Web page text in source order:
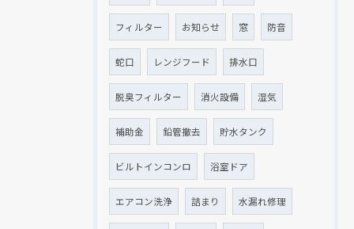
フィルター お知らせ 窓 防音
蛇口 レンジフード 排水口
脱臭フィルター 消火設備 湿気
補助金 鉛管撤去 貯水タンク
ビルトインコンロ 浴室ドア
エアコン洗浄 詰まり 水漏れ修理
現在、新聞に入っている折込チラシです。
現在、新聞に入っている折込チラシです。